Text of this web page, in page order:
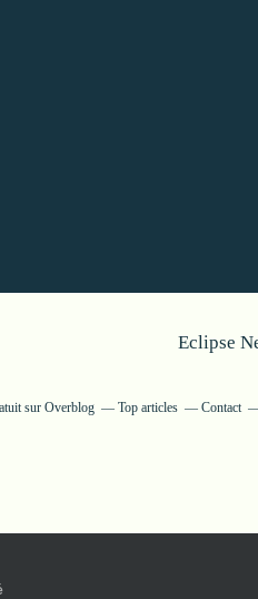
Eclipse
sur Overblog Top articles Contact